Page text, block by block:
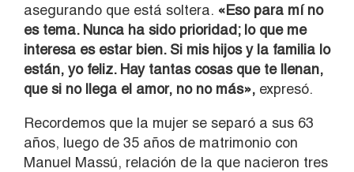
asegurando que está soltera. «Eso para mí no
es tema. Nunca ha sido prioridad; lo que me
interesa es estar bien. Si mis hijos y la familia lo
están, yo feliz. Hay tantas cosas que te llenan,
que si no llega el amor, no no más», expresó.
Recordemos que la mujer se separó a sus 63
años, luego de 35 años de matrimonio con
Manuel Massú, relación de la que nacieron tres